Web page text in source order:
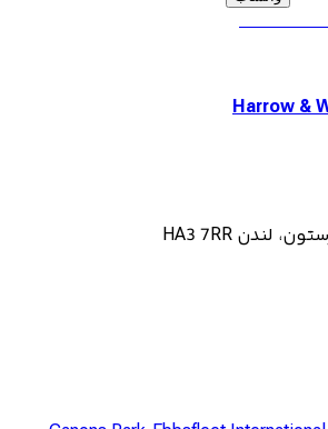
Harrow &